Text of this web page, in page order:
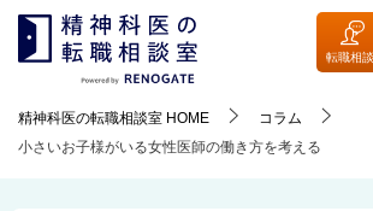
転職相談
精神科医の転職相談室 HOME
コラム
小さいお子様がいる女性医師の働き方を考える